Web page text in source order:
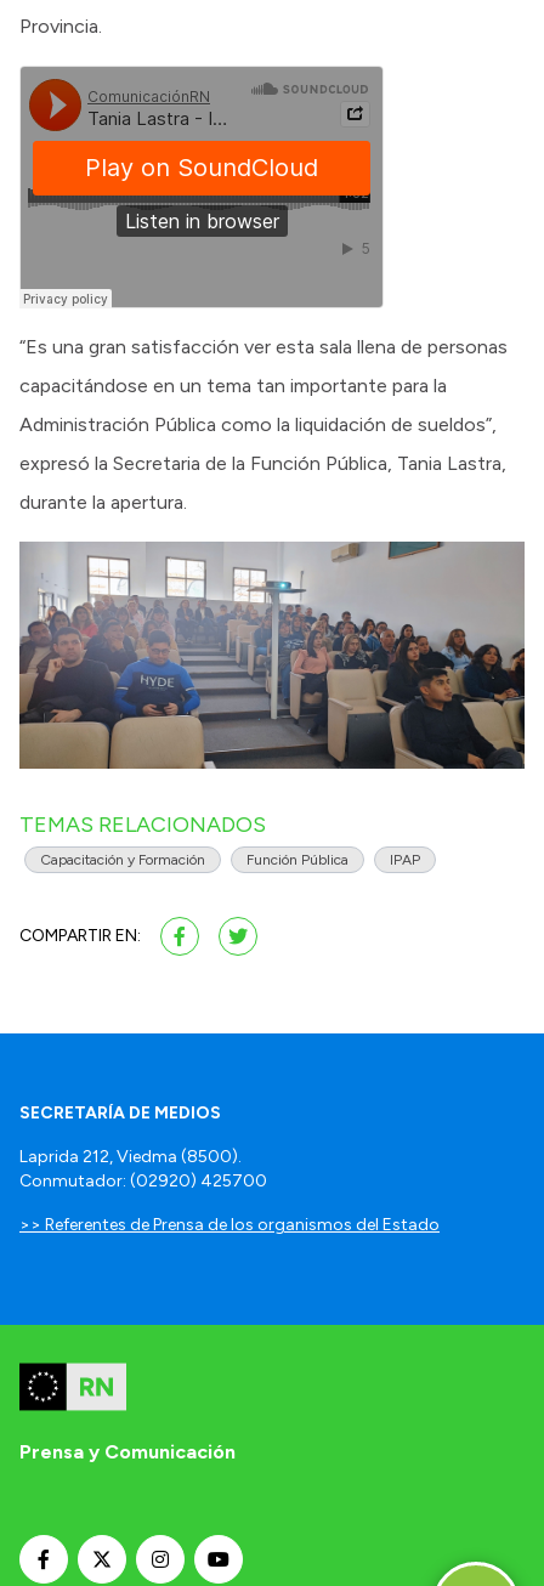
Provincia.
“Es una gran satisfacción ver esta sala llena de personas
capacitándose en un tema tan importante para la
Administración Pública como la liquidación de sueldos”,
expresó la Secretaria de la Función Pública, Tania Lastra,
durante la apertura.
TEMAS RELACIONADOS
Capacitación y Formación Función Pública IPAP
COMPARTIR EN:
SECRETARÍA DE MEDIOS
Laprida 212, Viedma (8500).
Conmutador: (02920) 425700
>> Referentes de Prensa de los organismos del Estado
Prensa y Comunicación